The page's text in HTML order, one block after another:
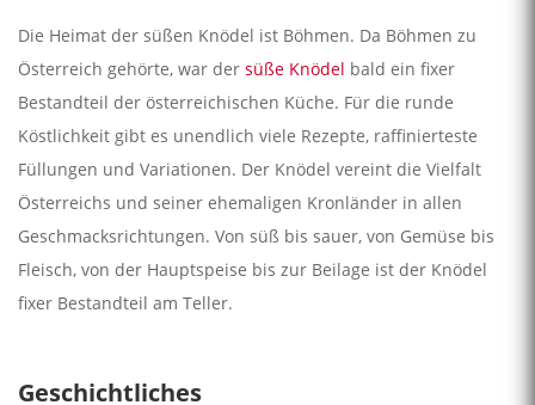
Die Heimat der süßen Knödel ist Böhmen. Da Böhmen zu
Österreich gehörte, war der süße Knödel bald ein fixer
Bestandteil der österreichischen Küche. Für die runde
Köstlichkeit gibt es unendlich viele Rezepte, raffinierteste
Füllungen und Variationen. Der Knödel vereint die Vielfalt
Österreichs und seiner ehemaligen Kronländer in allen
Geschmacksrichtungen. Von süß bis sauer, von Gemüse bis
Fleisch, von der Hauptspeise bis zur Beilage ist der Knödel
fixer Bestandteil am Teller.
Geschichtliches